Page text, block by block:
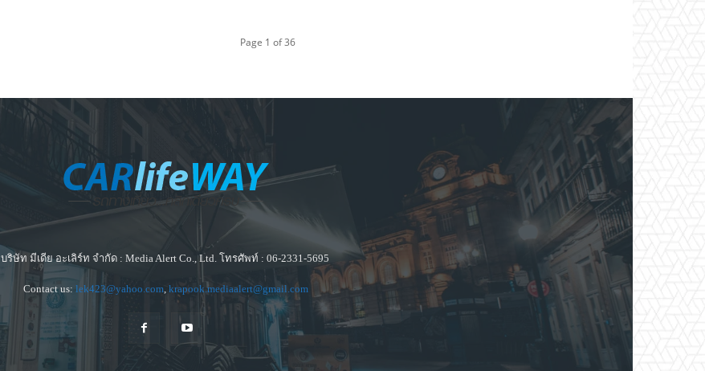
Page 1 of 36
บริษัท มีเดีย อะเลิร์ท จำกัด : Media Alert Co., Ltd. โทรศัพท์ : 06-2331-5695
Contact us: lek423@yahoo.com, krapook.mediaalert@gmail.com